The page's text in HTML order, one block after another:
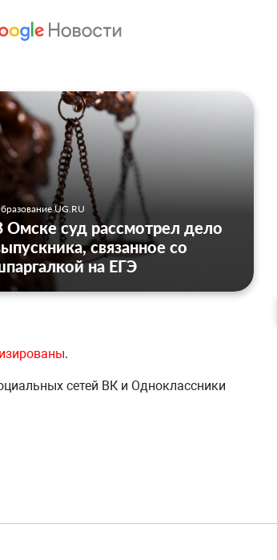
UG.RU
Омске суд рассмотрел дело
связанное со
на ЕГЭ
.
сетей ВК и Одноклассники